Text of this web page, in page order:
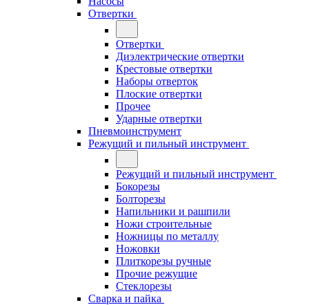
Отвертки
Отвертки
Диэлектрические отвертки
Крестовые отвертки
Наборы отверток
Плоские отвертки
Прочее
Ударные отвертки
Пневмоинструмент
Режущий и пильный инструмент
Режущий и пильный инструмент
Бокорезы
Болторезы
Напильники и рашпили
Ножи строительные
Ножницы по металлу
Ножовки
Плиткорезы ручные
Прочие режущие
Стеклорезы
Сварка и пайка